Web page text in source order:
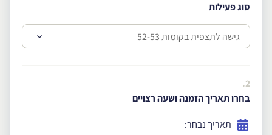
סוג פעילות
2.
בחרו תאריך הזמנה ושעה רצויים
תאריך נבחר: